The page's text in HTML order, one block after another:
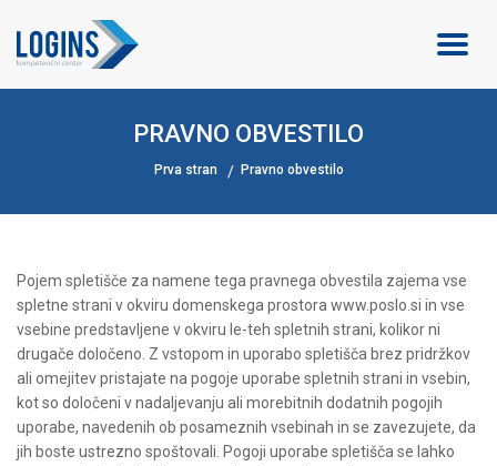
PRAVNO OBVESTILO
Prva stran Pravno obvestilo
Pojem spletišče za namene tega pravnega obvestila zajema vse
spletne strani v okviru domenskega prostora www.poslo.si in vse
vsebine predstavljene v okviru le-teh spletnih strani, kolikor ni
drugače določeno. Z vstopom in uporabo spletišča brez pridržkov
ali omejitev pristajate na pogoje uporabe spletnih strani in vsebin,
kot so določeni v nadaljevanju ali morebitnih dodatnih pogojih
uporabe, navedenih ob posameznih vsebinah in se zavezujete, da
jih boste ustrezno spoštovali. Pogoji uporabe spletišča se lahko